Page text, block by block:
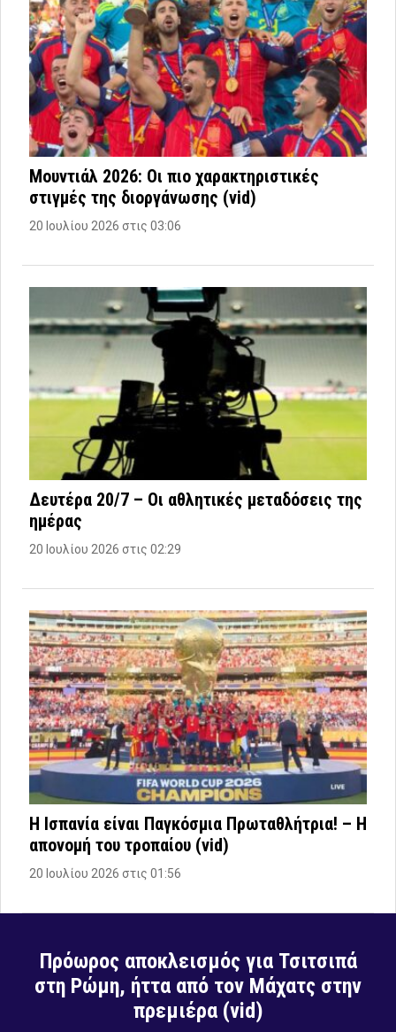
Μουντιάλ 2026: Οι πιο χαρακτηριστικές
στιγμές της διοργάνωσης (vid)
20 Ιουλίου 2026 στις 03:06
Δευτέρα 20/7 – Οι αθλητικές μεταδόσεις της
ημέρας
20 Ιουλίου 2026 στις 02:29
Η Ισπανία είναι Παγκόσμια Πρωταθλήτρια! – Η
απονομή του τροπαίου (vid)
20 Ιουλίου 2026 στις 01:56
Πρόωρος αποκλεισμός για Τσιτσιπά
στη Ρώμη, ήττα από τον Μάχατς στην
πρεμιέρα (vid)